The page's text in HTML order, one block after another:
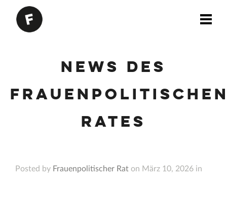
News des
Rates
Posted by Frauenpolitischer Rat on März 10, 2026 in